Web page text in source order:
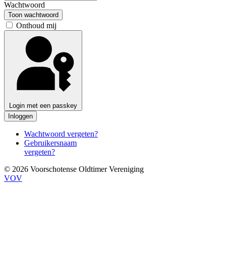
Wachtwoord
Toon wachtwoord
Onthoud mij
Login met een passkey
Inloggen
Wachtwoord vergeten?
Gebruikersnaam
vergeten?
© 2026 Voorschotense Oldtimer Vereniging
VOV